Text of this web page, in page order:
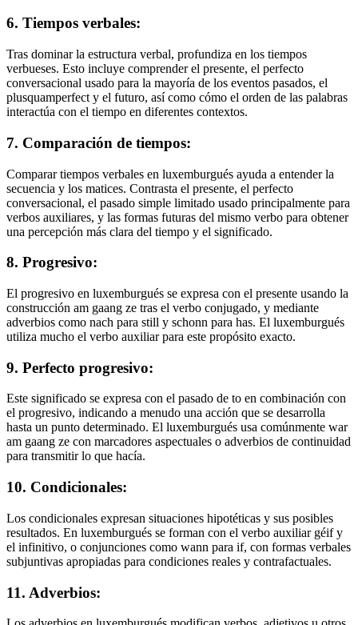
6. Tiempos verbales:
Tras dominar la estructura verbal, profundiza en los tiempos
verbueses. Esto incluye comprender el presente, el perfecto
conversacional usado para la mayoría de los eventos pasados, el
plusquamperfect y el futuro, así como cómo el orden de las palabras
interactúa con el tiempo en diferentes contextos.
7. Comparación de tiempos:
Comparar tiempos verbales en luxemburgués ayuda a entender la
secuencia y los matices. Contrasta el presente, el perfecto
conversacional, el pasado simple limitado usado principalmente para
verbos auxiliares, y las formas futuras del mismo verbo para obtener
una percepción más clara del tiempo y el significado.
8. Progresivo:
El progresivo en luxemburgués se expresa con el presente usando la
construcción am gaang ze tras el verbo conjugado, y mediante
adverbios como nach para still y schonn para has. El luxemburgués
utiliza mucho el verbo auxiliar para este propósito exacto.
9. Perfecto progresivo:
Este significado se expresa con el pasado de to en combinación con
el progresivo, indicando a menudo una acción que se desarrolla
hasta un punto determinado. El luxemburgués usa comúnmente war
am gaang ze con marcadores aspectuales o adverbios de continuidad
para transmitir lo que hacía.
10. Condicionales:
Los condicionales expresan situaciones hipotéticas y sus posibles
resultados. En luxemburgués se forman con el verbo auxiliar géif y
el infinitivo, o conjunciones como wann para if, con formas verbales
subjuntivas apropiadas para condiciones reales y contrafactuales.
11. Adverbios: